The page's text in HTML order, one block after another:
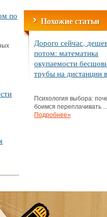
по
Похожие статьи
Дорого сейчас,
потом: математика
окупаемости
трубы на дистанции
Психология выбора:
боимся переплачивать ...
Подробнее»